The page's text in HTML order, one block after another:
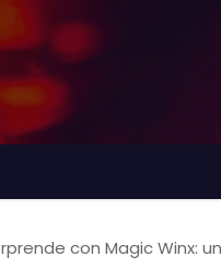
con Magic Winx: